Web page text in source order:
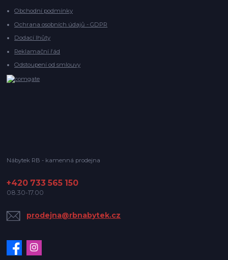
Obchodní podmínky
Ochrana osobních údajů - GDPR
Dodací lhůty
Reklamační řád
Odstoupení od smlouvy
Nábytek RB - kamenná prodejna
+420 733 565 150
08.30-17.00
prodejna@rbnabytek.cz